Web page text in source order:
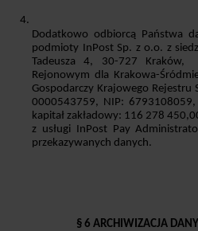
Dodatkowo odbiorcą Państwa
podmioty InPost Sp. z o.o. z
Tadeusza 4, 30-727 Kraków,
Rejonowym dla Krakowa-
Gospodarczy Krajowego Rejestru
0000543759, NIP: 6793108059,
kapitał zakładowy: 116 278
z usługi InPost Pay
przekazywanych danych.
§ 6 ARCHIWIZACJA